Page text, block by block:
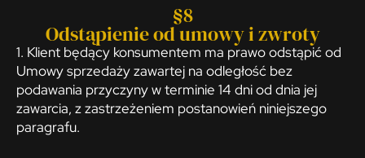
§8
Odstąpienie od umowy i zwroty
1. Klient będący konsumentem ma prawo odstąpić od
Umowy sprzedaży zawartej na odległość bez
podawania przyczyny w terminie 14 dni od dnia jej
zawarcia, z zastrzeżeniem postanowień niniejszego
paragrafu.